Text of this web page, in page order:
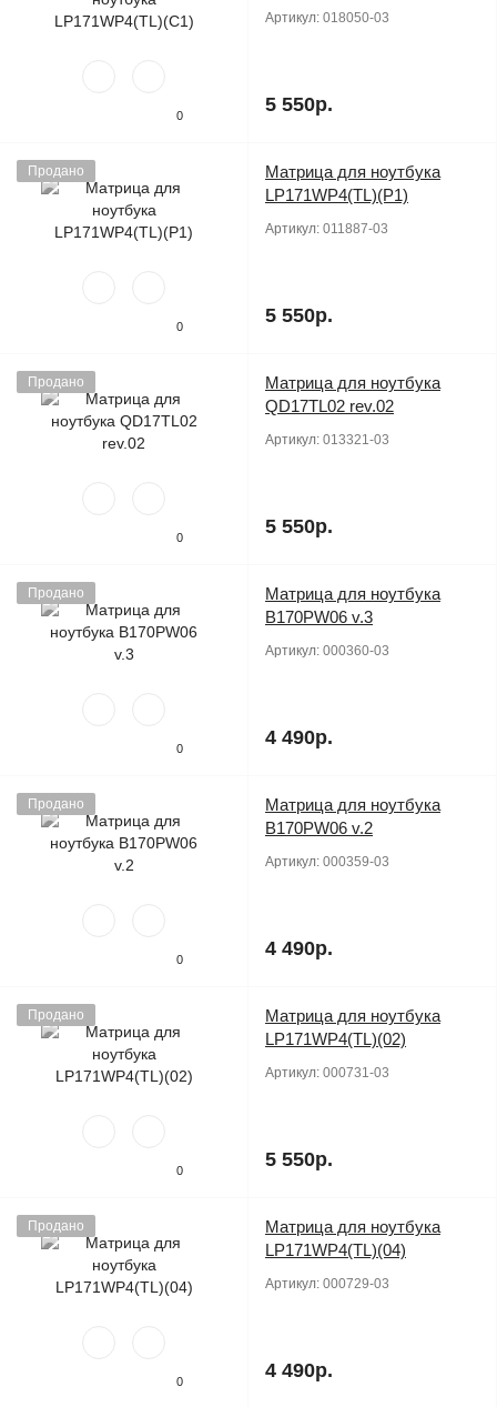
0
Артикул: 018050-03
5 550р.
Продано
0
Матрица для ноутбука
LP171WP4(TL)(P1)
Артикул: 011887-03
5 550р.
Продано
0
Матрица для ноутбука
QD17TL02 rev.02
Артикул: 013321-03
5 550р.
Продано
0
Матрица для ноутбука
B170PW06 v.3
Артикул: 000360-03
4 490р.
Продано
0
Матрица для ноутбука
B170PW06 v.2
Артикул: 000359-03
4 490р.
Продано
0
Матрица для ноутбука
LP171WP4(TL)(02)
Артикул: 000731-03
5 550р.
Продано
0
Матрица для ноутбука
LP171WP4(TL)(04)
Артикул: 000729-03
4 490р.